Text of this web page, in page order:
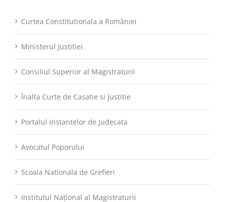
Curtea Constitutionala a României
Ministerul Justitiei
Consiliul Superior al Magistraturii
Înalta Curte de Casatie si Justitie
Portalul Instantelor de Judecata
Avocatul Poporului
Scoala Nationala de Grefieri
Institutul Național al Magistraturii